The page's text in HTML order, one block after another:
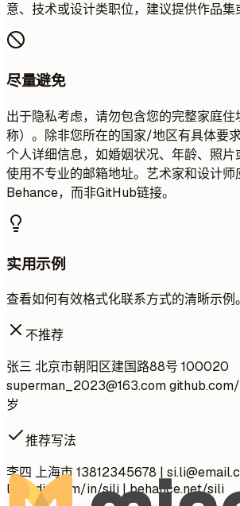
意、技术或设计类职位，建议提供作品集
尽量避免
出于隐私考虑，请勿包含您的完整家庭
称）。除非您所在的国家/地区有具体要
个人详细信息，如婚姻状况、年龄、照
使用不专业的邮箱地址。艺术家和设计
Behance，而非GitHub链接。
实用示例
查看如何有效格式化联系方式的清晰示例。
不推荐
张三 北京市朝阳区建国路88号 100020
superman_2023@163.com
岁
推荐写法
李四 上海市 13812345678 |
linkedin.com/in/sili | behance.net/sili